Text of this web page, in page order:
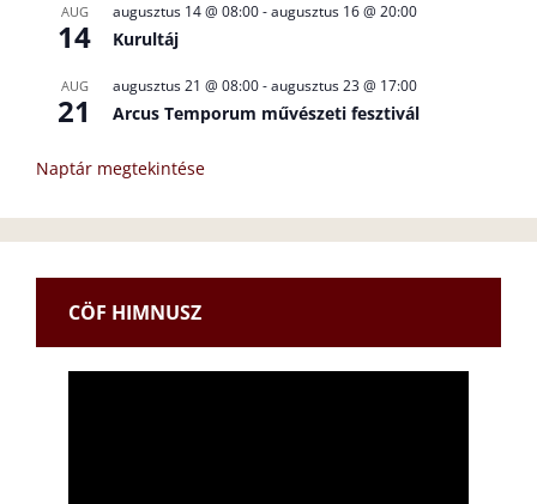
AUG
14
augusztus 14 @ 08:00-augusztus 16 @ 20:00
Kurultáj
AUG
21
augusztus 21 @ 08:00-augusztus 23 @ 17:00
Arcus Temporum művészeti fesztivál
Naptár megtekintése
CÖF HIMNUSZ